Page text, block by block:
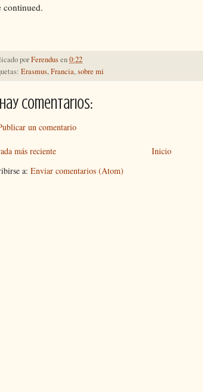
continued.
porFerendusen0:22
Erasmus,Francia,sobre mi
comentarios:
un comentario
más reciente
Inicio
a: Enviar comentarios (Atom)